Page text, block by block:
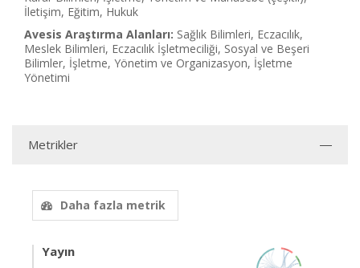
İletişim, Eğitim, Hukuk
Avesis Araştırma Alanları: Sağlık Bilimleri, Eczacılık,
Meslek Bilimleri, Eczacılık İşletmeciliği, Sosyal ve Beşeri
Bilimler, İşletme, Yönetim ve Organizasyon, İşletme
Yönetimi
Metrikler
Daha fazla metrik
Yayın